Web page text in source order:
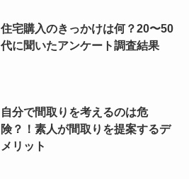
住宅購入のきっかけは何？20〜50
代に聞いたアンケート調査結果
自分で間取りを考えるのは危
険？！素人が間取りを提案するデ
メリット